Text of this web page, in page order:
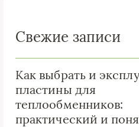
Свежие записи
Как выбрать и
пластины для
теплообменников:
практический и